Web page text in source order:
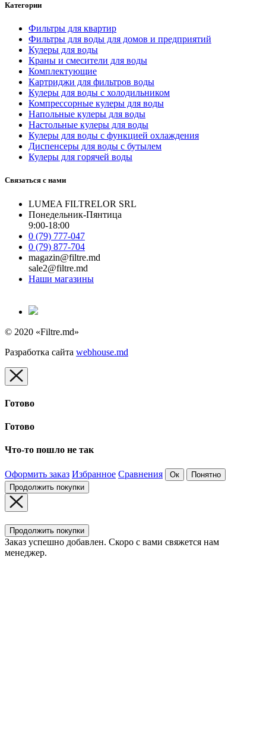
Категории
Фильтры для квартир
Фильтры для воды для домов и предприятий
Кулеры для воды
Краны и смесители для воды
Комплектующие
Картриджи для фильтров воды
Кулеры для воды с холодильником
Компрессорные кулеры для воды
Напольные кулеры для воды
Настольные кулеры для воды
Кулеры для воды с функцией охлаждения
Диспенсеры для воды с бутылем
Кулеры для горячей воды
Связаться с нами
LUMEA FILTRELOR SRL
Понедельник-Пянтица
9:00-18:00
0 (79) 777-047
0 (79) 877-704
magazin@filtre.md
sale2@filtre.md
Наши магазины
© 2020 «Filtre.md»
Разработка сайта webhouse.md
Готово
Готово
Что-то пошло не так
Оформить заказ Избранное Сравнения Ок
Понятно
Продолжить покупки
Продолжить покупки
Заказ успешно добавлен. Скоро с вами свяжется нам
менеджер.